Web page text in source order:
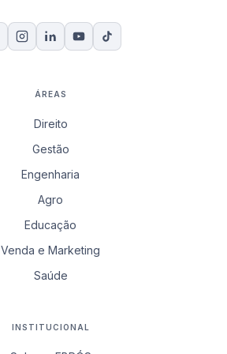
ÁREAS
Direito
Gestão
Engenharia
Agro
Educação
Venda e Marketing
Saúde
INSTITUCIONAL